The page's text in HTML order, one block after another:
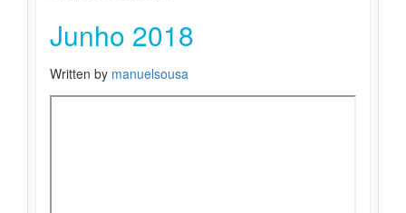
Junho 2018
Written by manuelsousa